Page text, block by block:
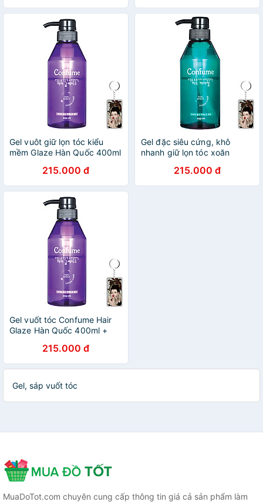
Gel vuôt giữ lọn tóc kiểu
mềm Glaze Hàn Quốc 400ml
215.000 đ
Gel đặc siêu cứng, khô
nhanh giữ lọn tóc xoăn
215.000 đ
Gel vuốt tóc Confume Hair
Glaze Hàn Quốc 400ml +
215.000 đ
Gel, sáp vuốt tóc
MuaDoTot.com chuyên cung cấp thông tin giá cả sản phẩm làm